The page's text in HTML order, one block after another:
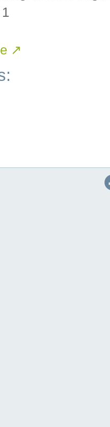
↗